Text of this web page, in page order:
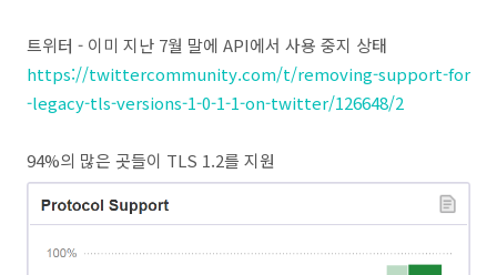
트위터 - 이미 지난 7월 말에 API에서 사용 중지 상태
https://twittercommunity.com/t/removing-support-for
-legacy-tls-versions-1-0-1-1-on-twitter/126648/2
94%의 많은 곳들이 TLS 1.2를 지원